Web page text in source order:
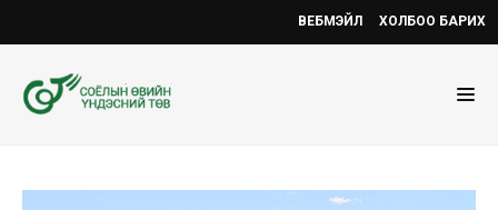
ВЕБМЭЙЛ ХОЛБОО БАРИХ